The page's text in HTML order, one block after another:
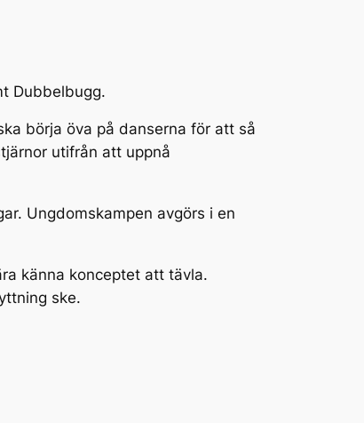
Dubbelbugg.
börja öva på danserna för att så
utifrån att uppnå
Ungdomskampen avgörs i en
känna konceptet att tävla.
ske.